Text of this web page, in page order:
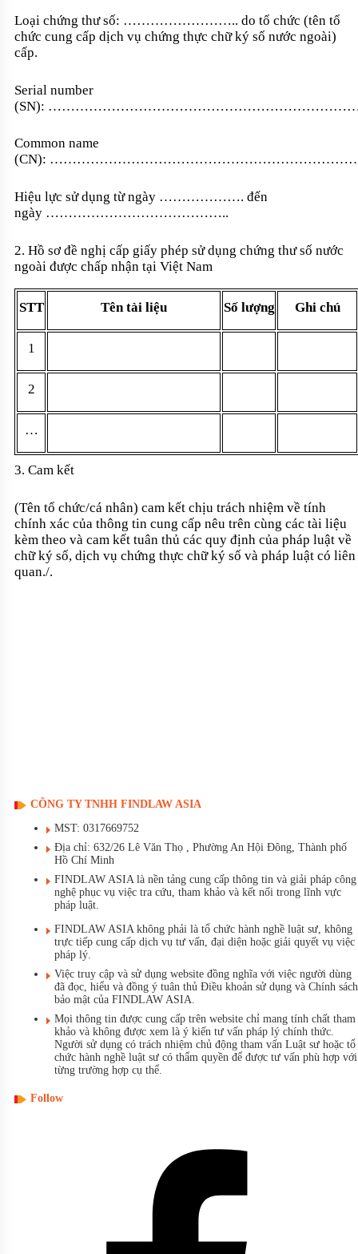
Loại chứng thư số: …………………….. do tổ chức (tên tổ
chức cung cấp dịch vụ chứng thực chữ ký số nước ngoài)
cấp.
Serial number
(SN):
Common name
(CN):
Hiệu lực sử dụng từ ngày ………………. đến
ngày …………………………………..
2. Hồ sơ đề nghị cấp giấy phép sử dụng chứng thư số nước
ngoài được chấp nhận tại Việt Nam
STT Tên tài liệu Số lượng Ghi chú
1
2
…
3. Cam kết
(Tên tổ chức/cá nhân) cam kết chịu trách nhiệm về tính
chính xác của thông tin cung cấp nêu trên cùng các tài liệu
kèm theo và cam kết tuân thủ các quy định của pháp luật về
chữ ký số, dịch vụ chứng thực chữ ký số và pháp luật có liên
quan./.
CÔNG TY TNHH FINDLAW ASIA
MST: 0317669752
Địa chỉ: 632/26 Lê Văn Thọ , Phường An Hội Đông, Thành phố
Hồ Chí Minh
FINDLAW ASIA là nền tảng cung cấp thông tin và giải pháp công
nghệ phục vụ việc tra cứu, tham khảo và kết nối trong lĩnh vực
pháp luật.
FINDLAW ASIA không phải là tổ chức hành nghề luật sư, không
trực tiếp cung cấp dịch vụ tư vấn, đại diện hoặc giải quyết vụ việc
pháp lý.
Việc truy cập và sử dụng website đồng nghĩa với việc người dùng
đã đọc, hiểu và đồng ý tuân thủ Điều khoản sử dụng và Chính sách
bảo mật của FINDLAW ASIA.
Mọi thông tin được cung cấp trên website chỉ mang tính chất tham
khảo và không được xem là ý kiến tư vấn pháp lý chính thức.
Người sử dụng có trách nhiệm chủ động tham vấn Luật sư hoặc tổ
chức hành nghề luật sư có thẩm quyền để được tư vấn phù hợp với
từng trường hợp cụ thể.
Follow